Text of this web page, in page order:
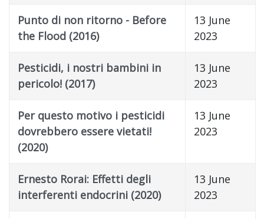
Punto di non ritorno - Before
the Flood (2016)
13 June
2023
Pesticidi, i nostri bambini in
pericolo! (2017)
13 June
2023
Per questo motivo i pesticidi
dovrebbero essere vietati!
(2020)
13 June
2023
Ernesto Rorai: Effetti degli
interferenti endocrini (2020)
13 June
2023